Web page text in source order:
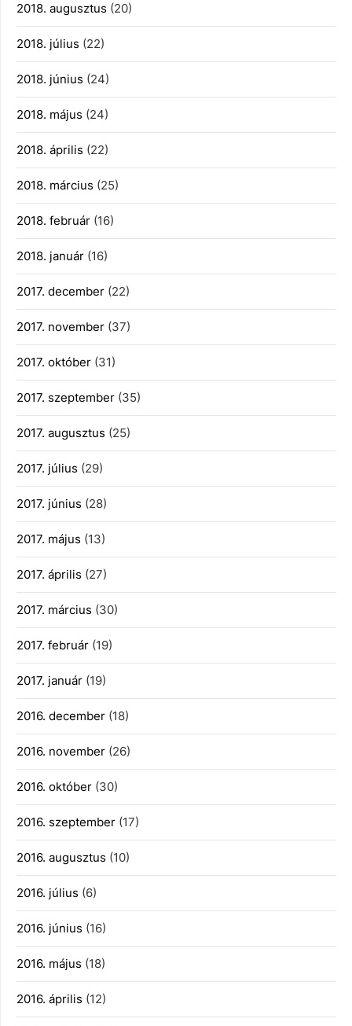
2018. augusztus (20)
2018. július (22)
2018. június (24)
2018. május (24)
2018. április (22)
2018. március (25)
2018. február (16)
2018. január (16)
2017. december (22)
2017. november (37)
2017. október (31)
2017. szeptember (35)
2017. augusztus (25)
2017. július (29)
2017. június (28)
2017. május (13)
2017. április (27)
2017. március (30)
2017. február (19)
2017. január (19)
2016. december (18)
2016. november (26)
2016. október (30)
2016. szeptember (17)
2016. augusztus (10)
2016. július (6)
2016. június (16)
2016. május (18)
2016. április (12)